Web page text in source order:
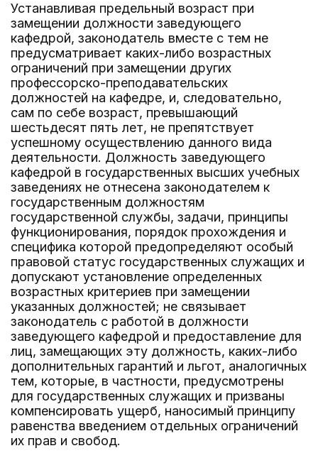
Устанавливая предельный возраст при
замещении должности заведующего
кафедрой, законодатель вместе с тем не
предусматривает каких-либо возрастных
ограничений при замещении других
профессорско-преподавательских
должностей на кафедре, и, следовательно,
сам по себе возраст, превышающий
шестьдесят пять лет, не препятствует
успешному осуществлению данного вида
деятельности. Должность заведующего
кафедрой в государственных высших учебных
заведениях не отнесена законодателем к
государственным должностям
государственной службы, задачи, принципы
функционирования, порядок прохождения и
специфика которой предопределяют особый
правовой статус государственных служащих и
допускают установление определенных
возрастных критериев при замещении
указанных должностей; не связывает
законодатель с работой в должности
заведующего кафедрой и предоставление для
лиц, замещающих эту должность, каких-либо
дополнительных гарантий и льгот, аналогичных
тем, которые, в частности, предусмотрены
для государственных служащих и призваны
компенсировать ущерб, наносимый принципу
равенства введением отдельных ограничений
их прав и свобод.